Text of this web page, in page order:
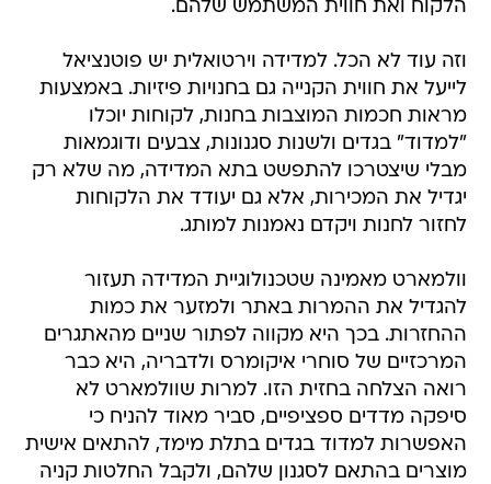
הלקוח ואת חווית המשתמש שלהם.
וזה עוד לא הכל. למדידה וירטואלית יש פוטנציאל
לייעל את חווית הקנייה גם בחנויות פיזיות. באמצעות
מראות חכמות המוצבות בחנות, לקוחות יוכלו
"למדוד" בגדים ולשנות סגנונות, צבעים ודוגמאות
מבלי שיצטרכו להתפשט בתא המדידה, מה שלא רק
יגדיל את המכירות, אלא גם יעודד את הלקוחות
לחזור לחנות ויקדם נאמנות למותג.
וולמארט מאמינה שטכנולוגיית המדידה תעזור
להגדיל את ההמרות באתר ולמזער את כמות
ההחזרות. בכך היא מקווה לפתור שניים מהאתגרים
המרכזיים של סוחרי איקומרס ולדבריה, היא כבר
רואה הצלחה בחזית הזו. למרות שוולמארט לא
סיפקה מדדים ספציפיים, סביר מאוד להניח כי
האפשרות למדוד בגדים בתלת מימד, להתאים אישית
מוצרים בהתאם לסגנון שלהם, ולקבל החלטות קניה